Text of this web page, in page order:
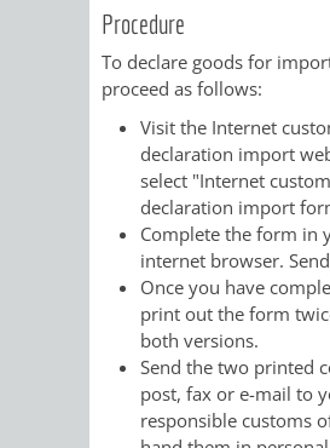
VERMIETE
DOCH
AN
DEINE
STADT
Procedure
To declare goods for
proceed as follows:
Visit the Internet
declaration import
select "Internet
declaration import
Complete the form in
internet browser.
Once you have
print out the form
both versions.
Send the two printed
post, fax or e-mail to
responsible customs